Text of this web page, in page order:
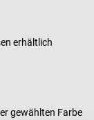
erhältlich
gewählten Farbe